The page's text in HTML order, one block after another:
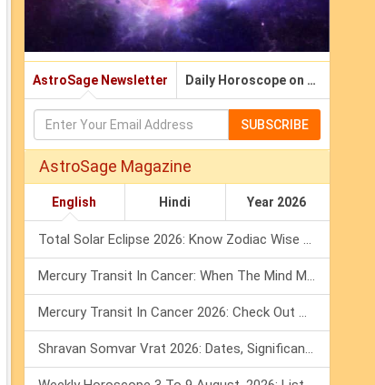
AstroSage Newsletter Daily Horoscope on Email
SUBSCRIBE
AstroSage Magazine
English Hindi Year 2026
Total Solar Eclipse 2026: Know Zodiac Wise Prediction
Mercury Transit In Cancer: When The Mind Meets The Heart!
Mercury Transit In Cancer 2026: Check Out What It Brings For You
Shravan Somvar Vrat 2026: Dates, Significance & Rituals In August